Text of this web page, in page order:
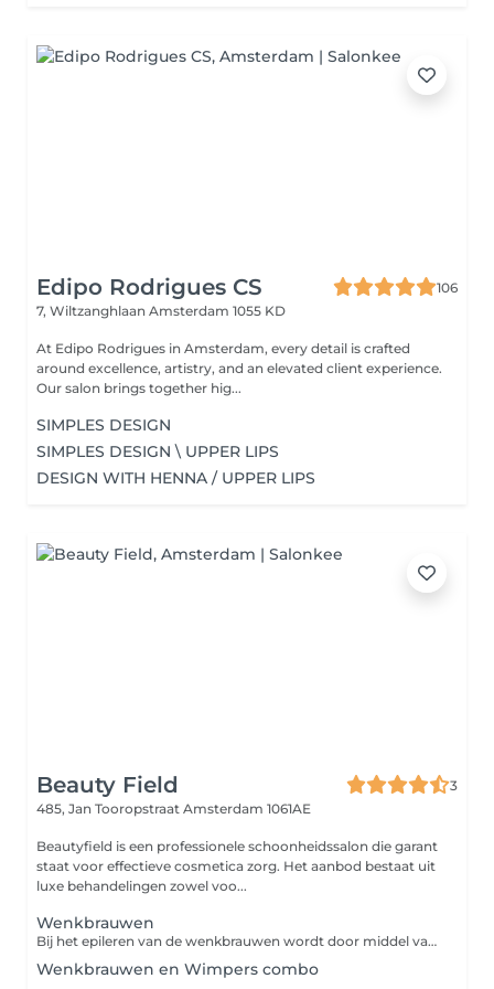
Edipo Rodrigues CS
106
7, Wiltzanghlaan Amsterdam 1055 KD
At Edipo Rodrigues in Amsterdam, every detail is crafted
around excellence, artistry, and an elevated client experience.
Our salon brings together hig...
SIMPLES DESIGN
SIMPLES DESIGN \ UPPER LIPS
DESIGN WITH HENNA / UPPER LIPS
Beauty Field
3
485, Jan Tooropstraat Amsterdam 1061AE
Beautyfield is een professionele schoonheidssalon die garant
staat voor effectieve cosmetica zorg. Het aanbod bestaat uit
luxe behandelingen zowel voo...
Wenkbrauwen
Bij het epileren van de wenkbrauwen wordt door middel van een pincet de wenkbrauwen in goede vorm gebracht. Combineer dit met het verven van je wenkbrauwen en het geeft je gezicht een open uitstraling en accentueert je ogen.
Wenkbrauwen en Wimpers combo